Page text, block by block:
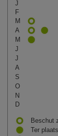
J
F
M
A
M
J
J
A
S
O
N
D
Beschut
Ter